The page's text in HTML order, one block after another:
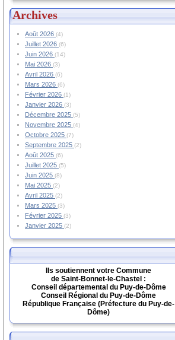
Archives
Août 2026 (4)
Juillet 2026 (6)
Juin 2026 (14)
Mai 2026 (3)
Avril 2026 (6)
Mars 2026 (6)
Février 2026 (1)
Janvier 2026 (3)
Décembre 2025 (5)
Novembre 2025 (4)
Octobre 2025 (7)
Septembre 2025 (2)
Août 2025 (6)
Juillet 2025 (5)
Juin 2025 (8)
Mai 2025 (2)
Avril 2025 (2)
Mars 2025 (3)
Février 2025 (3)
Janvier 2025 (2)
Ils soutiennent votre Commune
de Saint-Bonnet-le-Chastel :
Conseil départemental du Puy-de-Dôme
Conseil Régional du Puy-de-Dôme
République Française (Préfecture du Puy-de-
Dôme)